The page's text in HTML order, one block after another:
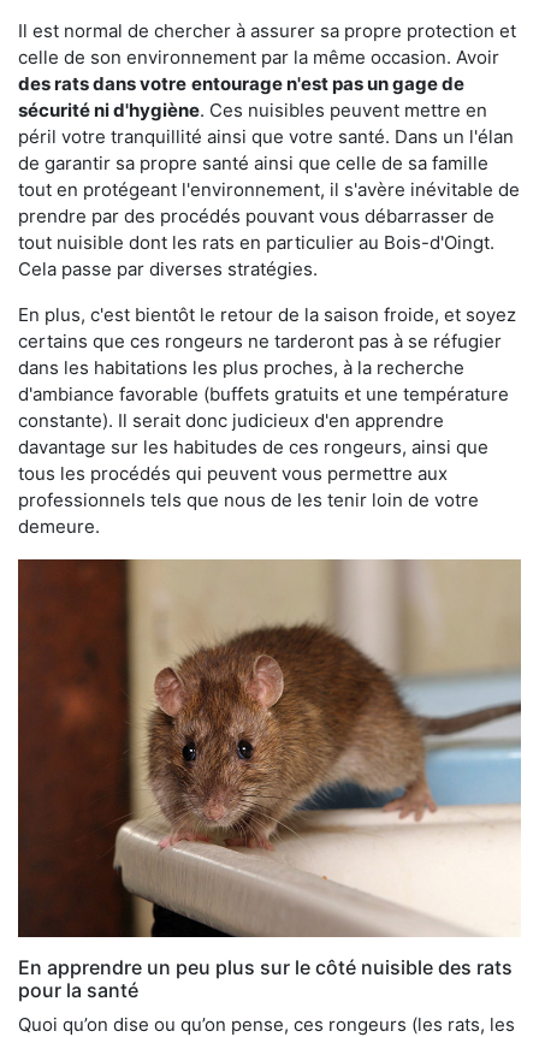
Il est normal de chercher à assurer sa propre protection et
celle de son environnement par la même occasion. Avoir
des rats dans votre entourage n'est pas un gage de
sécurité ni d'hygiène. Ces nuisibles peuvent mettre en
péril votre tranquillité ainsi que votre santé. Dans un l'élan
de garantir sa propre santé ainsi que celle de sa famille
tout en protégeant l'environnement, il s'avère inévitable de
prendre par des procédés pouvant vous débarrasser de
tout nuisible dont les rats en particulier au Bois-d'Oingt.
Cela passe par diverses stratégies.
En plus, c'est bientôt le retour de la saison froide, et soyez
certains que ces rongeurs ne tarderont pas à se réfugier
dans les habitations les plus proches, à la recherche
d'ambiance favorable (buffets gratuits et une température
constante). Il serait donc judicieux d'en apprendre
davantage sur les habitudes de ces rongeurs, ainsi que
tous les procédés qui peuvent vous permettre aux
professionnels tels que nous de les tenir loin de votre
demeure.
En apprendre un peu plus sur le côté nuisible des rats
pour la santé
Quoi qu’on dise ou qu’on pense, ces rongeurs (les rats, les